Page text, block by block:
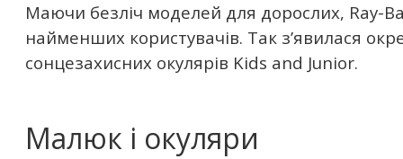
Маючи безліч моделей для дорослих, Ray-
найменших користувачів. Так з’явилася
сонцезахисних окулярів Kids and Junior.
Малюк і окуляри